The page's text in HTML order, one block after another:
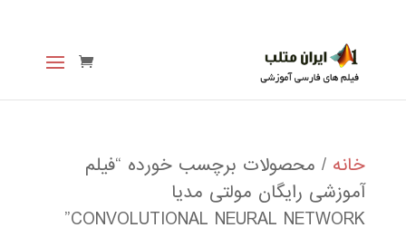
خانه / محصولات برچسب خورده “فیلم
آموزشی رایگان مولتی مدیا
CONVOLUTIONAL NEURAL NETWORK”